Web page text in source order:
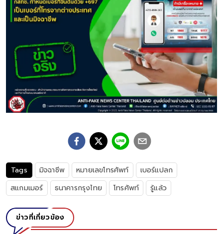
Tags มิจฉาชีพ หมายเลขโทรศัพท์
เบอร์แปลก
สแกมเมอร์
ธนาคารกรุงไทย โทรศัพท์ รู้แล้ว
ข่าวที่เกี่ยวข้อง